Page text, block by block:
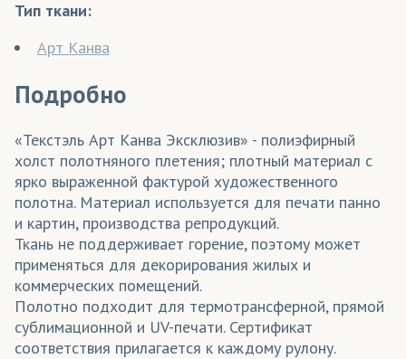
Тип ткани:
Арт Канва
Подробно
«Текстэль Арт Канва Эксклюзив» - полиэфирный
холст полотняного плетения; плотный материал с
ярко выраженной фактурой художественного
полотна. Материал используется для печати панно
и картин, производства репродукций.
Ткань не поддерживает горение, поэтому может
применяться для декорирования жилых и
коммерческих помещений.
Полотно подходит для термотрансферной, прямой
сублимационной и UV-печати. Сертификат
соответствия прилагается к каждому рулону.